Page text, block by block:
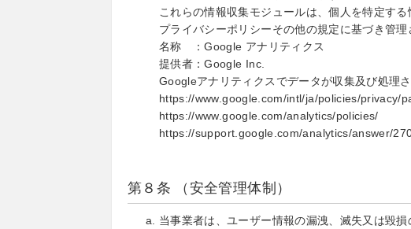
これらの情報収集モジュールは、個人を特定す
プライバシーポリシーその他の規定に基づき管理
名称 ：Google アナリティクス
提供者：Google Inc.
Googleアナリティクスでデータが収集及び処理
https://www.google.com/intl/ja/policies/privacy/
https://www.google.com/analytics/policies/
https://support.google.com/analytics/answer/
第８条 （安全管理体制）
当事業者は、ユーザー情報の漏洩、滅失又は毀